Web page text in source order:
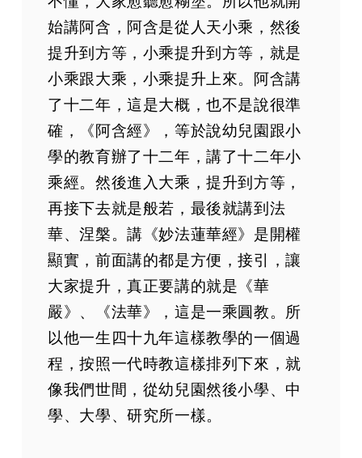
始講阿含，阿含是從人天小乘，然後
提升到方等，小乘提升到方等，就是
小乘跟大乘，小乘提升上來。阿含講
了十二年，這是大概，也不是說很準
確，《阿含經》，等於說幼兒園跟小
學的教育辦了十二年，講了十二年小
乘經。然後進入大乘，提升到方等，
再接下去就是般若，最後就講到法
華、涅槃。講《妙法蓮華經》是開權
顯實，前面講的都是方便，接引，讓
大家提升，真正要講的就是《華
嚴》、《法華》，這是一乘圓教。所
以他一生四十九年這樣教學的一個過
程，按照一代時教這樣排列下來，就
像我們世間，從幼兒園然後小學、中
學、大學、研究所一樣。